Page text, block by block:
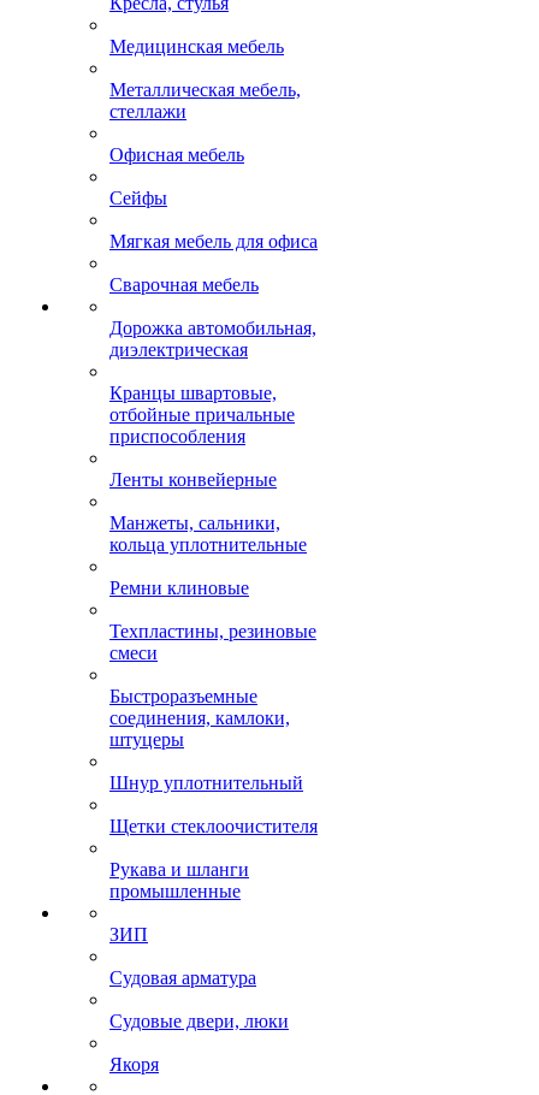
Медицинская мебель
Металлическая мебель,
стеллажи
Офисная мебель
Сейфы
Мягкая мебель для офиса
Сварочная мебель
Дорожка автомобильная,
диэлектрическая
Кранцы швартовые,
отбойные причальные
приспособления
Ленты конвейерные
Манжеты, сальники,
кольца уплотнительные
Ремни клиновые
Техпластины, резиновые
смеси
Быстроразъемные
соединения, камлоки,
штуцеры
Шнур уплотнительный
Щетки стеклоочистителя
Рукава и шланги
промышленные
ЗИП
Судовая арматура
Судовые двери, люки
Якоря